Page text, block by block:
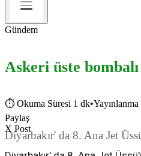
Gündem
Askeri üste
⏱ Okuma Süresi 1 dk•
Paylaş
X Post
Diyarbakır' da 8. Ana Jet